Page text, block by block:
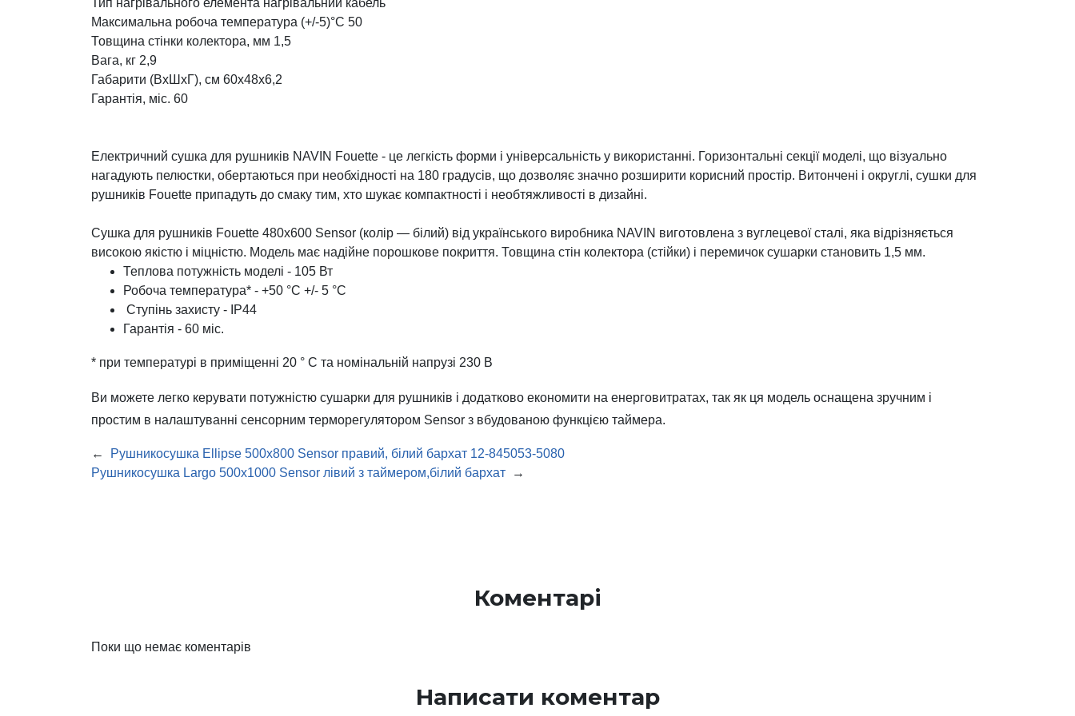
Тип нагрівального елемента нагрівальний кабель
Максимальна робоча температура (+/-5)°C 50
Товщина стінки колектора, мм 1,5
Вага, кг 2,9
Габарити (ВхШхГ), см 60x48x6,2
Гарантія, міс. 60
Електричний сушка для рушників NAVIN Fouette - це легкість форми і універсальність у використанні. Горизонтальні секції моделі, що візуально
нагадують пелюстки, обертаються при необхідності на 180 градусів, що дозволяє значно розширити корисний простір. Витончені і округлі, сушки для
рушників Fouette припадуть до смаку тим, хто шукає компактності і необтяжливості в дизайні.
Сушка для рушників Fouette 480х600 Sensor (колір — білий) від українського виробника NAVIN виготовлена з вуглецевої сталі, яка відрізняється
високою якістю і міцністю. Модель має надійне порошкове покриття. Товщина стін колектора (стійки) і перемичок сушарки становить 1,5 мм.
Теплова потужність моделі - 105 Вт
Робоча температура* - +50 °C +/- 5 °C
Ступінь захисту - IP44
Гарантія - 60 міс.
* при температурі в приміщенні 20 ° С та номінальній напрузі 230 В
Ви можете легко керувати потужністю сушарки для рушників і додатково економити на енерговитратах, так як ця модель оснащена зручним і
простим в налаштуванні сенсорним терморегулятором Sensor з вбудованою функцією таймера.
←
Рушникосушка Ellipse 500х800 Sensor правий, білий бархат 12-845053-5080
Рушникосушка Largo 500х1000 Sensor лівий з таймером,білий бархат
→
Коментарі
Поки що немає коментарів
Написати коментар